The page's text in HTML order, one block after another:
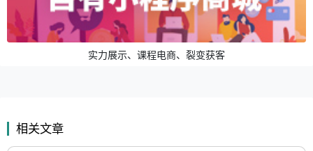
实力展示、课程电商、裂变获客
相关文章